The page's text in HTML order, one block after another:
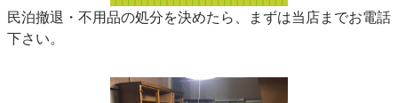
民泊撤退・不用品の処分を決めたら、まずは当店までお電話
下さい。